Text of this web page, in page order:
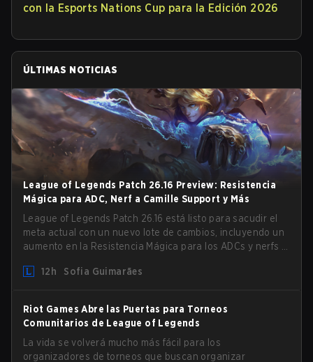
con la Esports Nations Cup para la Edición 2026
ÚLTIMAS NOTICIAS
League of Legends Patch 26.16 Preview: Resistencia
Mágica para ADC, Nerf a Camille Support y Más
League of Legends Patch 26.16 está listo para sacudir el
meta actual con un nuevo lote de cambios, incluyendo un
aumento en la Resistencia Mágica para los ADCs y nerfs a
12h
Sofia Guimarães
Riot Games Abre las Puertas para Torneos
Comunitarios de League of Legends
La vida se volverá mucho más fácil para los
organizadores de torneos que buscan organizar